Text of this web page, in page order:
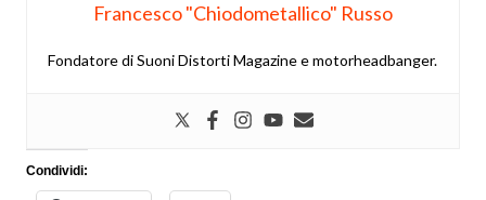
Francesco "Chiodometallico" Russo
Fondatore di Suoni Distorti Magazine e motorheadbanger.
Condividi: